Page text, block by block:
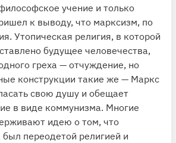
учение и только
к выводу, что марксизм, по
Утопическая религия, в которой
будущее человечества,
греха — отчуждение, но
конструкции такие же — Маркс
свою душу и обещает
в виде коммунизма. Многие
идею о том, что
переодетой религией и